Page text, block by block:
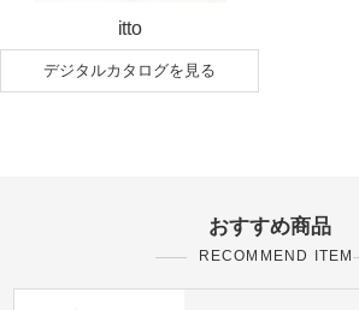
itto
デジタルカタログを見る
おすすめ商品
RECOMMEND ITEM